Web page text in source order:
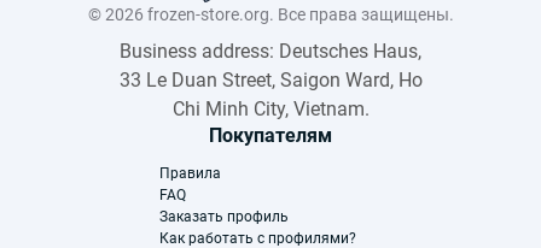
© 2026 frozen-store.org. Все права защищены.
Business address: Deutsches Haus,
33 Le Duan Street, Saigon Ward, Ho
Chi Minh City, Vietnam.
Покупателям
Правила
FAQ
Заказать профиль
Как работать с профилями?